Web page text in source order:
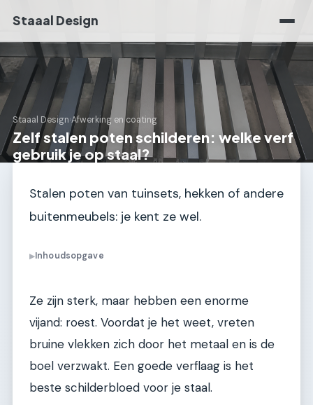
Staaal Design
Staaal Design›Afwerking en coating
Zelf stalen poten schilderen: welke verf
gebruik je op staal?
Stalen poten van tuinsets, hekken of andere
buitenmeubels: je kent ze wel.
▶Inhoudsopgave
Ze zijn sterk, maar hebben een enorme
vijand: roest. Voordat je het weet, vreten
bruine vlekken zich door het metaal en is de
boel verzwakt. Een goede verflaag is het
beste schilderbloed voor je staal.